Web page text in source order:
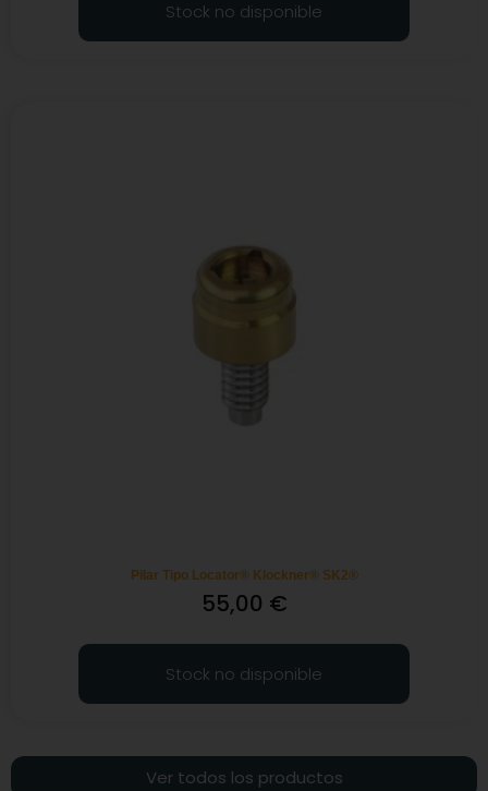
Stock no disponible
Pilar Tipo Locator® Klockner® SK2®
55,00 €
Stock no disponible
Ver todos los productos